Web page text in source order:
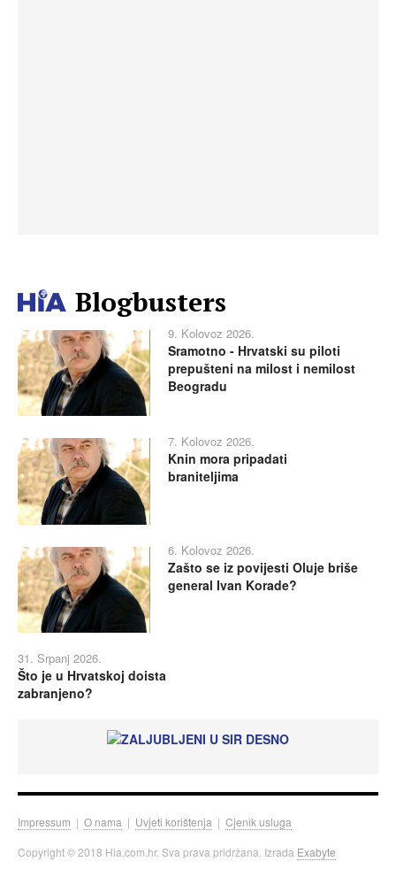
Blogbusters
9. Kolovoz 2026.
Sramotno - Hrvatski su piloti
prepušteni na milost i nemilost
Beogradu
7. Kolovoz 2026.
Knin mora pripadati
braniteljima
6. Kolovoz 2026.
Zašto se iz povijesti Oluje briše
general Ivan Korade?
31. Srpanj 2026.
Što je u Hrvatskoj doista
zabranjeno?
Impressum | O nama | Uvjeti korištenja | Cjenik usluga
Copyright © 2018 Hia.com.hr. Sva prava pridržana. Izrada Exabyte